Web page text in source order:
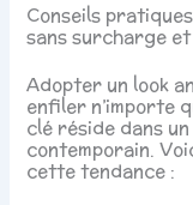
Conseils
sans surcharge
Adopter un look
enfiler n’importe
clé réside dans
contemporain.
cette tendance :